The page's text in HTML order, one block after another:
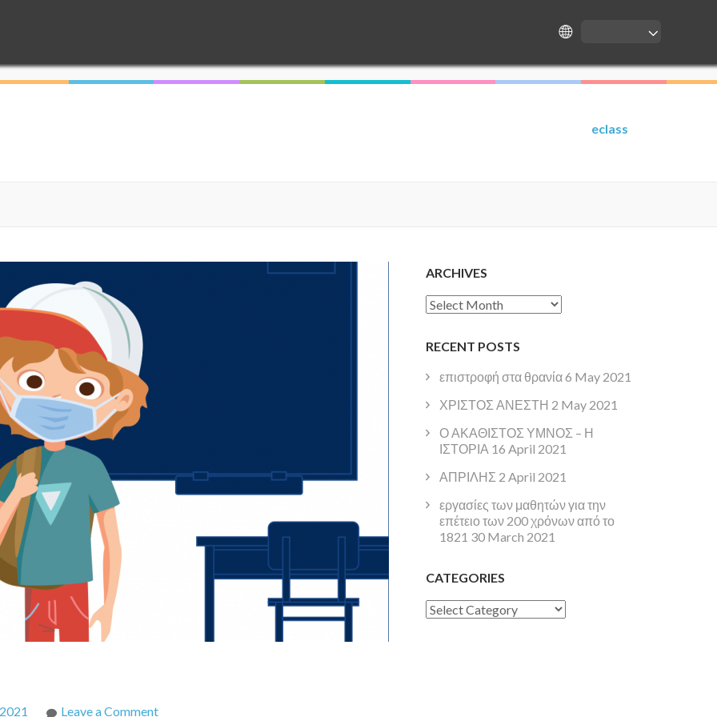
eclass
Leave a Commenton
ARCHIVES
Archives
RECENT POSTS
επιστροφή στα θρανία6 May 2021
ΧΡΙΣΤΟΣ ΑΝΕΣΤΗ 2 May 2021
Ο ΑΚΑΘΙΣΤΟΣ ΥΜΝΟΣ – Η
ΙΣΤΟΡΙΑ 16 April 2021
ΑΠΡΙΛΗΣ 2 April 2021
εργασίες των μαθητών για την
επέτειο των 200 χρόνων από το
1821 30 March 2021
CATEGORIES
Categories